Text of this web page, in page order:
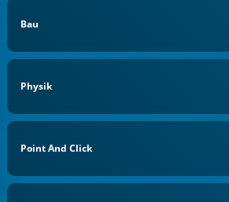
Bau
Physik
Point And Click